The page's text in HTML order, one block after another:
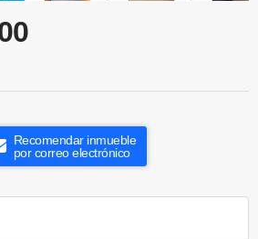
Recomendar inmueble
por correo electrónico